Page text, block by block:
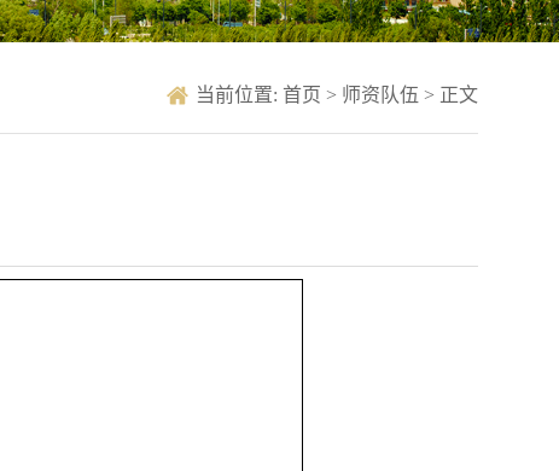
当前位置: 首页 > 师资队伍 > 正文